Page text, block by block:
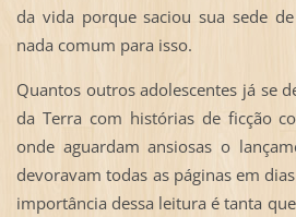
da vida porque saciou sua sede
nada comum para isso.
Quantos outros adolescentes já se
da Terra com histórias de ficção
onde aguardam ansiosas o
devoravam todas as páginas em
importância dessa leitura é tanta